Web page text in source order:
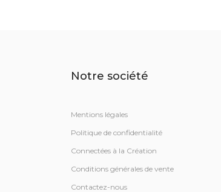
Notre société
Mentions légales
Politique de confidentialité
Connectées à la Création
Conditions générales de vente
Contactez-nous